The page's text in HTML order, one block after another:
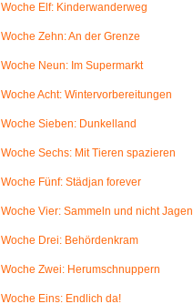
Woche Elf: Kinderwanderweg
Woche Zehn: An der Grenze
Woche Neun: Im Supermarkt
Woche Acht: Wintervorbereitungen
Woche Sieben: Dunkelland
Woche Sechs: Mit Tieren spazieren
Woche Fünf: Städjan forever
Woche Vier: Sammeln und nicht Jagen
Woche Drei: Behördenkram
Woche Zwei: Herumschnuppern
Woche Eins: Endlich da!